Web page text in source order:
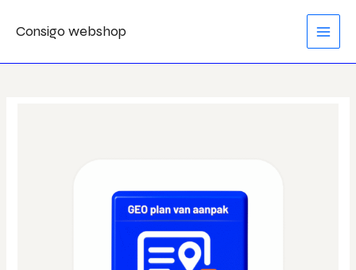
naarConsigo webshop